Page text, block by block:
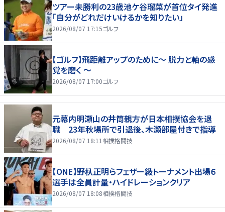
ツアー未勝利の23歳池ケ谷瑠菜が首位タイ発進
「自分がどれだけいけるかを知りたい」
2026/08/07 17:15ゴルフ
【ゴルフ】飛距離アップのために～ 脱力と軸の感
覚を磨く ～
2026/08/07 17:00ゴルフ
元幕内明瀬山の井筒親方が日本相撲協会を退
職 23年秋場所で引退後、木瀬部屋付きで指導
2026/08/07 18:11 相撲格闘技
【ONE】野杁正明らフェザー級トーナメント出場６
選手は全員計量・ハイドレーションクリア
2026/08/07 18:08相撲格闘技